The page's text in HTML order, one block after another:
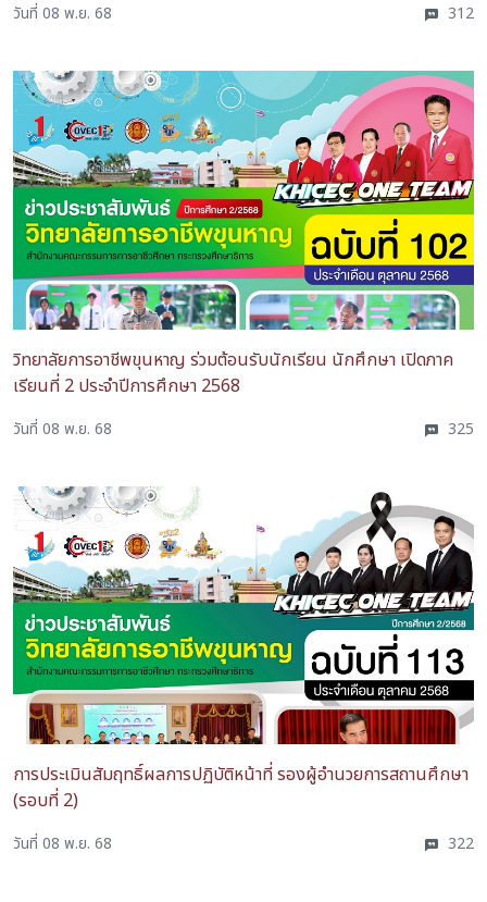
วันที่ 08 พ.ย. 68 312
วิทยาลัยการอาชีพขุนหาญ ร่วมต้อนรับนักเรียน นักศึกษา เปิดภาค
เรียนที่ 2 ประจำปีการศึกษา 2568
วันที่ 08 พ.ย. 68 325
การประเมินสัมฤทธิ์ผลการปฏิบัติหน้าที่ รองผู้อำนวยการสถานศึกษา
(รอบที่ 2)
วันที่ 08 พ.ย. 68 322